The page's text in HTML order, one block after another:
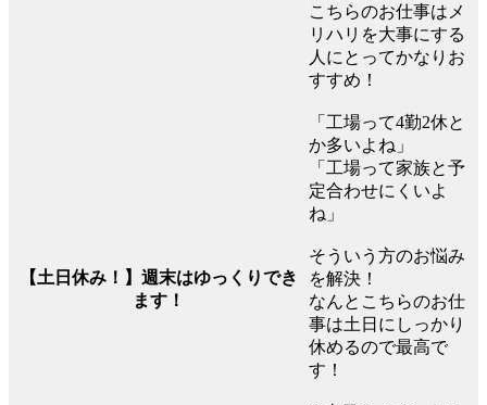
【土日休み！】週末はゆっくりでき
ます！
こちらのお仕事はメ
リハリを大事にする
人にとってかなりお
すすめ！
「工場って4勤2休と
か多いよね」
「工場って家族と予
定合わせにくいよ
ね」
そういう方のお悩み
を解決！
なんとこちらのお仕
事は土日にしっかり
休めるので最高で
す！